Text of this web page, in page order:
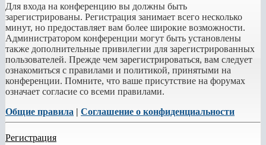
Для входа на конференцию вы должны быть
зарегистрированы. Регистрация занимает всего несколько
минут, но предоставляет вам более широкие возможности.
Администратором конференции могут быть установлены
также дополнительные привилегии для зарегистрированных
пользователей. Прежде чем зарегистрироваться, вам следует
ознакомиться с правилами и политикой, принятыми на
конференции. Помните, что ваше присутствие на форумах
означает согласие со всеми правилами.
Общие правила | Соглашение о конфиденциальности
Регистрация